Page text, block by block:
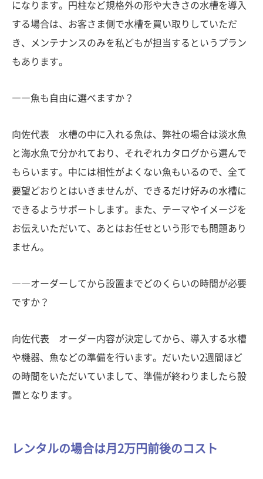
になります。円柱など規格外の形や大きさの水槽を導入
する場合は、お客さま側で水槽を買い取りしていただ
き、メンテナンスのみを私どもが担当するというプラン
もあります。
――魚も自由に選べますか？
向佐代表 水槽の中に入れる魚は、弊社の場合は淡水魚
と海水魚で分かれており、それぞれカタログから選んで
もらいます。中には相性がよくない魚もいるので、全て
要望どおりとはいきませんが、できるだけ好みの水槽に
できるようサポートします。また、テーマやイメージを
お伝えいただいて、あとはお任せという形でも問題あり
ません。
――オーダーしてから設置までどのくらいの時間が必要
ですか？
向佐代表 オーダー内容が決定してから、導入する水槽
や機器、魚などの準備を行います。だいたい2週間ほど
の時間をいただいていまして、準備が終わりましたら設
置となります。
レンタルの場合は月2万円前後のコスト